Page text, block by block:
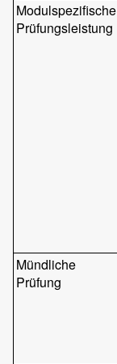
Modulspezifische
Prüfungsleistung
Mündliche
Prüfung